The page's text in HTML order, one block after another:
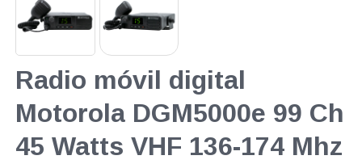
Radio móvil digital
Motorola DGM5000e 99 Ch
45 Watts VHF 136-174 Mhz